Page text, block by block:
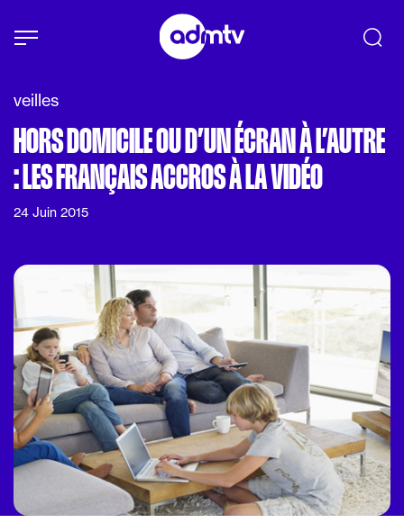
Aller au contenu principal
veilles
HORS DOMICILE OU D’UN ÉCRAN À L’AUTRE
: LES FRANÇAIS ACCROS À LA VIDÉO
24 Juin 2015
Panneau de gestion des cookies